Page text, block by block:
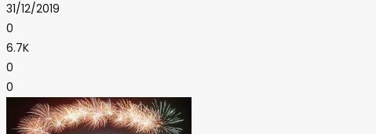
31/12/2019
0
6.7K
0
0